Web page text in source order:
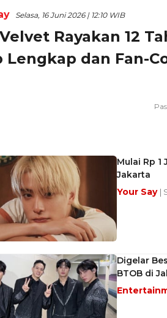
Selasa, 16 Juni 2026 | 12:10 WIB
Rayakan 12
Lengkap dan Fan-
Mulai Rp
Jakarta
Your Say |
Digelar
BTOB di